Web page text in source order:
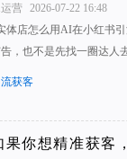
营
2026-07-22 16:48
店怎么用AI在小红书引
，也不是先找一圈达人
获客
果你想精准获客